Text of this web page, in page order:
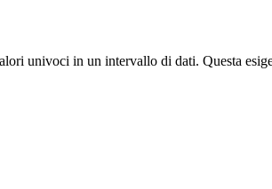
univoci in un intervallo di dati. Questa